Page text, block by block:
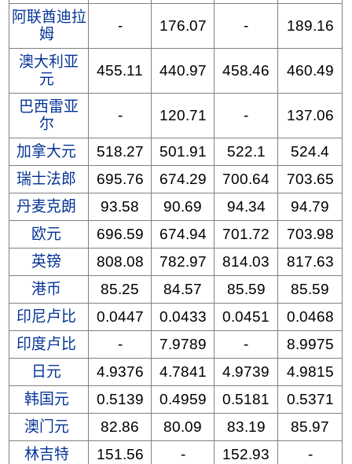
阿联酋迪拉
姆
- 176.07 - 189.16
澳大利亚
元
455.11 440.97 458.46 460.49
巴西雷亚
尔
- 120.71 - 137.06
加拿大元 518.27 501.91 522.1
524.4
瑞士法郎
695.76 674.29 700.64
703.65
丹麦克朗
93.58 90.69 94.34
94.79
欧元
696.59 674.94 701.72
703.98
英镑
808.08 782.97 814.03
817.63
港币
85.25 84.57 85.59
85.59
印尼卢比
0.0447 0.0433 0.0451
0.0468
印度卢比
- 7.9789 -
8.9975
日元
4.9376 4.7841 4.9739
4.9815
韩国元
0.5139 0.4959 0.5181
0.5371
澳门元
82.86 80.09 83.19
85.97
林吉特
151.56 - 152.93
-